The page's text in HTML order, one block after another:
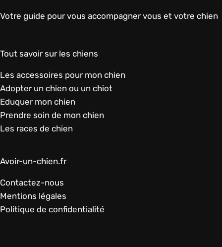
Votre guide pour vous accompagner vous et votre chien
Tout savoir sur les chiens
Les accessoires pour mon chien
Adopter un chien ou un chiot
Eduquer mon chien
Prendre soin de mon chien
Les races de chien
Avoir-un-chien.fr
Contactez-nous
Mentions légales
Politique de confidentialité